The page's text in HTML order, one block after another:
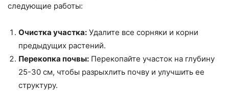
следующие работы:
Очистка участка: Удалите все сорняки и корни
предыдущих растений.
Перекопка почвы: Перекопайте участок на глубину
25-30 см, чтобы разрыхлить почву и улучшить ее
структуру.